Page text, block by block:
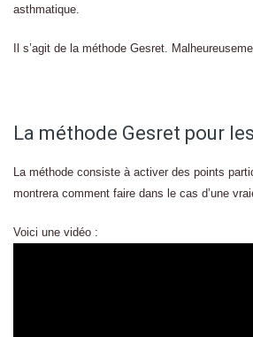
asthmatique.
Il s’agit de la méthode Gesret.
La méthode Gesret pour
La méthode consiste à activer des points
montrera comment faire dans le cas d’une
Voici une vidéo :